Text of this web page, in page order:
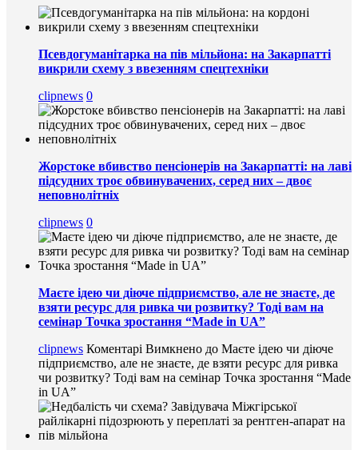
Псевдогуманітарка на пів мільйона: на Закарпатті
викрили схему з ввезенням спецтехніки
clipnews 0
Жорстоке вбивство пенсіонерів на Закарпатті: на лаві
підсудних троє обвинувачених, серед них – двоє
неповнолітніх
clipnews 0
Маєте ідею чи діюче підприємство, але не знаєте, де
взяти ресурс для ривка чи розвитку? Тоді вам на
семінар Точка зростання “Made in UA”
clipnews Коментарі Вимкнено до Маєте ідею чи діюче
підприємство, але не знаєте, де взяти ресурс для ривка
чи розвитку? Тоді вам на семінар Точка зростання “Made
in UA”